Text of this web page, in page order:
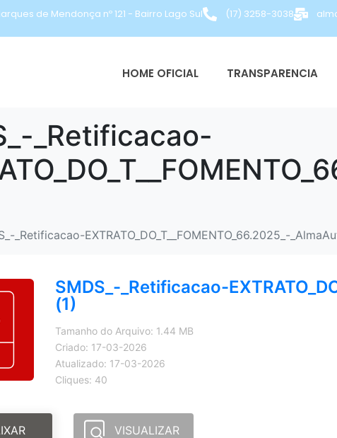
de Mendonça nº 121 - Bairro Lago Sul (17) 3258-3038
HOME OFICIAL TRANSPARENCIA
_Retificacao-
_Retificacao-EXTRATO_DO_T__FOMENTO_66.2025_-
SMDS_-_Retificacao-
(1)
Tamanho do Arquivo: 1.44 MB
Criado: 17-03-2026
Atualizado: 17-03-2026
Cliques: 40
VISUALIZAR